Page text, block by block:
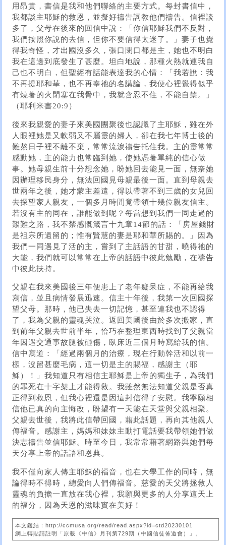
用昂貴，書信是我和他們聯絡的主要方式。每封書信中，
我都談主耶穌的救恩，並擬好禱告詞教他們禱告。信裡談
多了，父母在後來的回信中說：「你信耶穌我們不反對，
我們按照你說的去信，但你不要信得太迷了。」妻子也覺
得我奇怪，才出國沒多久，張口閉口都是主，她也不明白
我在這邊到底發生了甚麼。坦白地說，那種火熱就連我自
己也不明白，但聖經有話能表達我的心情：「我若說：我
不再提耶和華，也不再奉祂的名講論，我便心裡覺得似乎
有燒著的火閉塞在我骨中，我就含忍不住，不能自禁。」
（耶利米書20:9）
後來我親愛的妻子來美國團聚後也認識了主耶穌，雖在外
人眼裡她是又軟弱又不屬靈的婦人，卻在我七年博士後的
難熬日子裡不離不棄，常常流淚禱告托住我。主的靈常常
感動她，主的能力也常臨到她，使她憑著單純的信心做
事。她母親生前十分想念她，盼她回去能見一面，無奈她
因辦理移民身分，無法回國見母親最後一面。直到母親去
世兩年之後，她才蒙主差遣，得以帶著不到三歲的女兒回
去探望家人親友，一個多月時間竟帶領十幾位親友信主。
若沒有主的同在，誰能做到呢？每當想到我們一同走過的
艱難之路，我不禁感慨箴言十九章14節的話：「房屋錢財
是祖宗所遺留的；惟有賢慧的妻是耶和華所賜的。」因為
我們一同遇見了活的主，嘗到了主話語的甘甜，曉得祂的
大能，我們就可以常常在上帝的話語中彼此勉勵，在禱告
中彼此扶持。
父親在我來美國後三年便患上了老年癡呆症，不能再給我
寫信，並且病情發展迅速。信主十年後，我第一次回國探
望父母。那時，他已失去一切記憶，甚至連我也不認得
了，我為父親的靈魂哭泣。返回美國後由於多次搬家，直
到前年父親去世前半年，恰巧在整理東西時找到了父親當
年因遇交通事故腿被砸傷，臥床近三個月時寫給我的信。
信中寫道：「經過兩個月的治療，現在行動幹活和以前一
樣，沒留甚麼毛病，這一切是主的賜福，感謝主（耶
穌）！」我知道只有相信主耶穌是上帝的獨生子，為我們
的罪死在十字架上才能得救。我雖然無法知道父親是否真
正得到救恩，但我心裡還是因這封信得了安慰。我寧願相
信他已真的向主悔改，盼望有一天能在天堂與父親相聚。
父親去世後，我將此信帶回國，藉此話題，再向其他親人
傳福音。感謝主，媽媽和妹妹主動打電話要我帶領她們做
決志禱告並信耶穌。時至今日，我常常藉著網路與她們每
天分享上帝的話語和恩典。
我不僅向家人傳主耶穌的福音，也在大學工作的同時，無
論得時不得時，總愛向人們傳福音。慈愛的天父將拯救人
靈魂的負擔一直放在我心裡，我願與更多的人分享這天上
的福分，因為天恩的滋味實在美好！
本文鏈結：http://ccmusa.org/read/read.aspx?id=ctd20230101
網上轉貼請註明「原載《中信》月刊第729期（中國信徒佈道會）」。